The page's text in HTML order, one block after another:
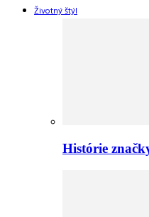
Životný štýl
Histórie